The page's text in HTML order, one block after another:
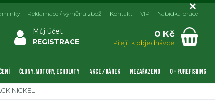
Můj účet
REGISTRACE
0 Kč
Přejít k objednávce
Reklamace / výměna zboží Kontakt VIP Nabídka práce
ČLUNY, MOTORY, ECHOLOTY AKCE / DÁREK NEZAŘAZENO 0 - PUREFISHING
NICKEL